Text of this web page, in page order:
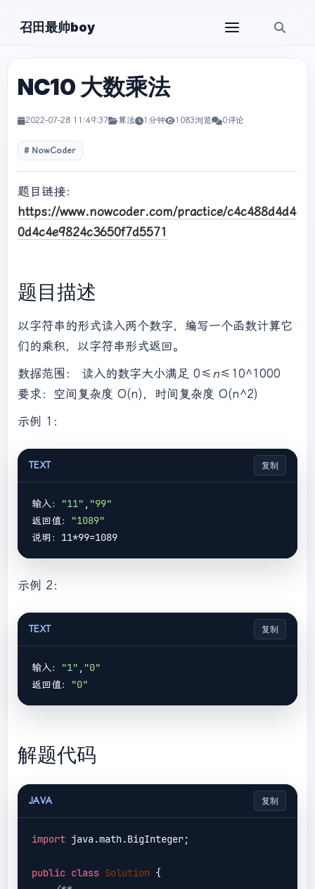
召田最帅boy
NC10 大数乘法
2022-07-28 11:49:37 算法 1分钟 1083浏览 0评论
NowCoder
题目链接：
https://www.nowcoder.com/practice/c4c488d4d4
0d4c4e9824c3650f7d5571
题目描述
以字符串的形式读入两个数字，编写一个函数计算它
们的乘积，以字符串形式返回。
数据范围： 读入的数字大小满足 0≤ n≤10^1000
要求：空间复杂度 O(n)，时间复杂度 O(n^2)
示例 1：
TEXT 复制
输入： "11" , "99"
返回值：
"1089"
示例 2：
TEXT 复制
输入： "1" , "0"
返回值：
"0"
解题代码
JAVA 复制
import java.math.BigInteger;
public class Solution {